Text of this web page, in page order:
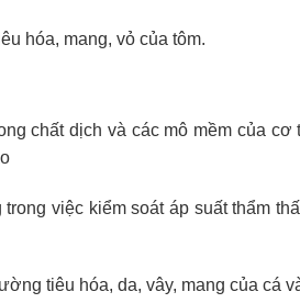
hóa, mang, vỏ của tôm.
chất dịch và các mô mềm của
việc kiểm soát áp suất thẩm
tiêu hóa, da, vây, mang của cá